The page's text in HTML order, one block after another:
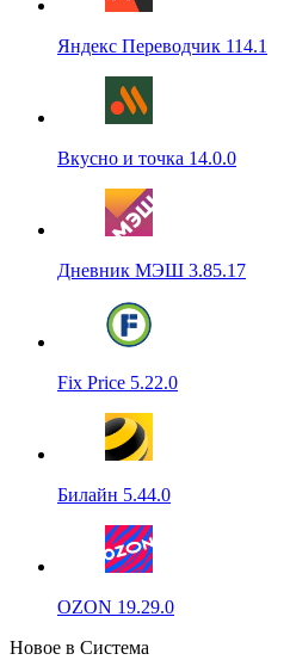
Яндекс Переводчик 114.1
Вкусно и точка 14.0.0
Дневник МЭШ 3.85.17
Fix Price 5.22.0
Билайн 5.44.0
OZON 19.29.0
Новое в Система